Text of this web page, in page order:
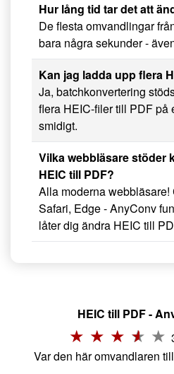
Hur lång tid tar det att
De flesta omvandlingar
bara några sekunder -
Kan jag ladda upp flera
Ja, batchkonvertering
flera HEIC-filer till PDF på
smidigt.
Vilka webbläsare stöder
HEIC till PDF?
Alla moderna webbläsare!
Safari, Edge - AnyConv
låter dig ändra HEIC till
HEIC till PDF -
Var den här omvandlaren